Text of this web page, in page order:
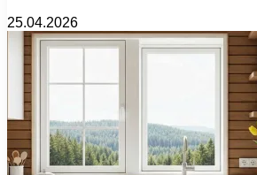
25.04.2026